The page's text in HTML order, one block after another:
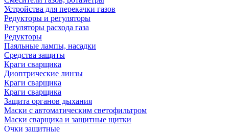
Устройства для перекачки газов
Редукторы и регуляторы
Регуляторы расхода газа
Редукторы
Паяльные лампы, насадки
Средства защиты
Краги сварщика
Диоптрические линзы
Краги сварщика
Краги сварщика
Защита органов дыхания
Маски с автоматическим светофильтром
Маски сварщика и защитные щитки
Очки защитные